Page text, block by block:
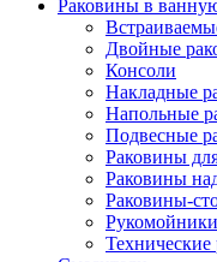
Раковины в
Двойные
Консоли
Накладные
Напольные
Подвесные
Раковины
Раковины
Раковины-
Рукомойники